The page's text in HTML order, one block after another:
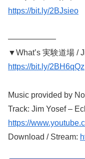
https://bit.ly/2BJsieo
——————
▼What’s 実験道場 /
https://bit.ly/2BH6qQz
Music provided by
Track: Jim Yosef –
https://
Download / Stream: